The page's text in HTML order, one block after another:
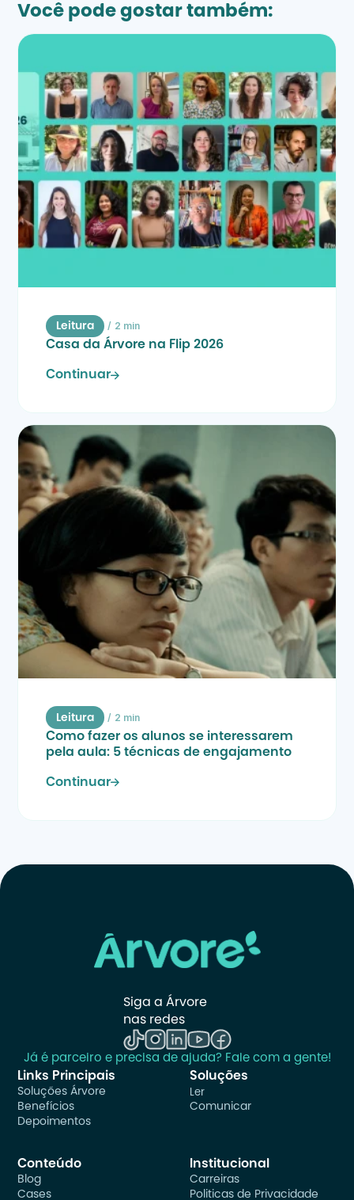
Você pode gostar também:
Leitura / 2 min
Casa da Árvore na Flip 2026
Continuar
Leitura / 2 min
Como fazer os alunos se interessarem
pela aula: 5 técnicas de engajamento
Continuar
Siga a Árvore
nas redes
Já é parceiro e precisa de ajuda? Fale com a gente!
Links Principais
Soluções Árvore
Benefícios
Depoimentos
Soluções
Ler
Comunicar
Conteúdo
Blog
Cases
Institucional
Carreiras
Politicas de Privacidade